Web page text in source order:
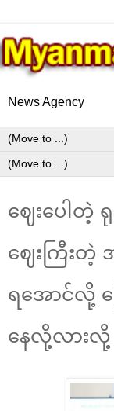
News Agency
ဈေးပေါတဲ့
ဈေးကြီးတဲ့
ရအောင်လို့ ပ
နေလို့လားလို့